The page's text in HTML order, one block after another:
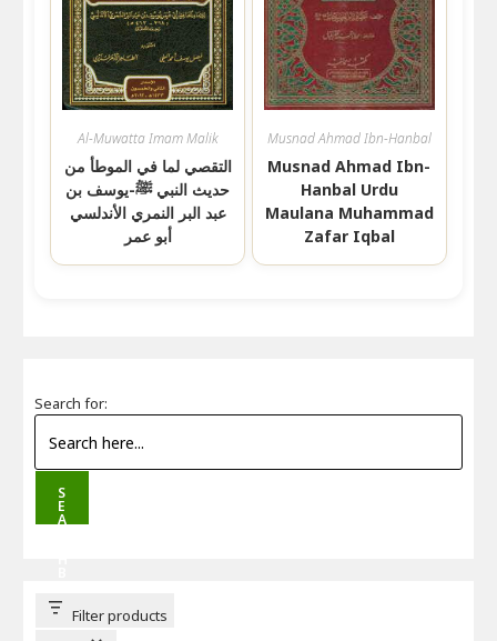
Al-Muwatta Imam Malik
التقصي لما في الموطأ من
حديث النبي ﷺ-يوسف بن
عبد البر النمري الأندلسي
أبو عمر
Musnad Ahmad Ibn-Hanbal
Musnad Ahmad Ibn-
Hanbal Urdu
Maulana Muhammad
Zafar Iqbal
Search for:
S
E
A
T
T
Filter products